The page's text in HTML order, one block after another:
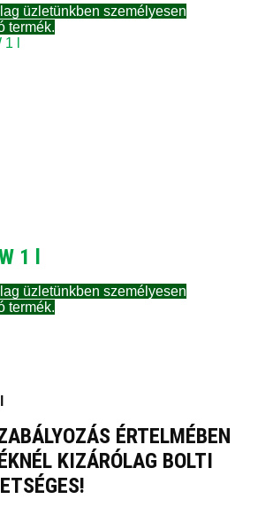
üzletünkben személyesen
termék.
1 l
üzletünkben személyesen
termék.
ÉRTELMÉBEN
KIZÁRÓLAG BOLTI